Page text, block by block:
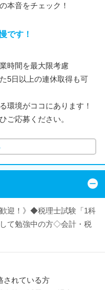
本音をチェック！
です！
時間を最大限考慮
5日以上の連休取得も可
環境がココにあります！
ご応募ください。
迎！》◆税理士試験「1科
て勉強中の方◇会計・税
されている方